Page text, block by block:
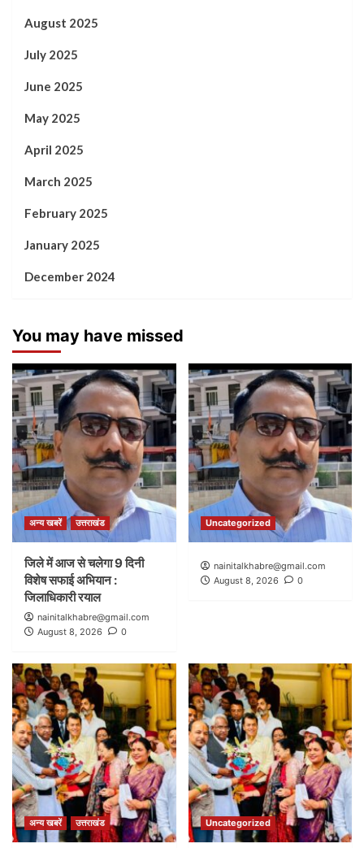
August 2025
July 2025
June 2025
May 2025
April 2025
March 2025
February 2025
January 2025
December 2024
You may have missed
अन्य खबरें उत्तराखंड
जिले में आज से चलेगा 9 दिनी
विशेष सफाई अभियान :
जिलाधिकारी रयाल
nainitalkhabre@gmail.com
August 8, 2026
0
Uncategorized
nainitalkhabre@gmail.com
August 8, 2026
0
अन्य खबरें उत्तराखंड Uncategorized